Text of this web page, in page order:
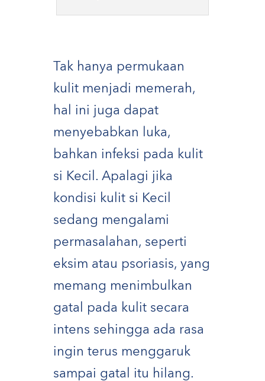
Tak hanya permukaan
kulit menjadi memerah,
hal ini juga dapat
menyebabkan luka,
bahkan infeksi pada kulit
si Kecil. Apalagi jika
kondisi kulit si Kecil
sedang mengalami
permasalahan, seperti
eksim atau psoriasis, yang
memang menimbulkan
gatal pada kulit secara
intens sehingga ada rasa
ingin terus menggaruk
sampai gatal itu hilang.